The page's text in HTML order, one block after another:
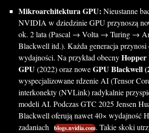
Mikroarchitektura GPU: Nieustanne
NVIDIA w dziedzinie GPU przynoszą
ok. 2 lata (Pascal → Volta → Turing →
Blackwell itd.). Każda generacja
wydajności. Na przykład obecnyHopper
GPU(2022) oraz noweGPU Blackwell
wyspecjalizowane rdzenie AI (Tensor
interkonekty (NVLink) radykalnie
modeli AI. Podczas GTC 2025 Jensen
Blackwell oferują nawet 40× wydajność
zadaniach blogs.nvidia.com. Takie skoki